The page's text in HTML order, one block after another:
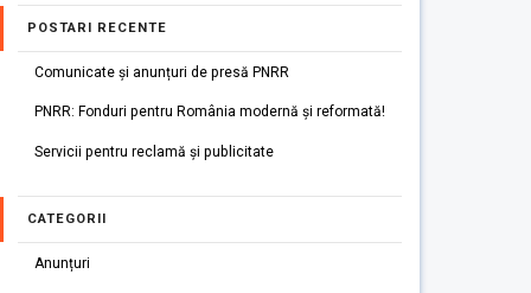
POSTARI RECENTE
Comunicate și anunțuri de presă PNRR
PNRR: Fonduri pentru România modernă și reformată!
Servicii pentru reclamă și publicitate
CATEGORII
Anunțuri